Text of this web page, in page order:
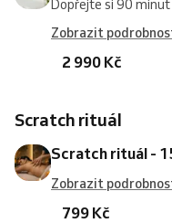
Dopřejte si 90 minut
Zobrazit
2 990 Kč
Scratch rituál
Scratch rituál -
Zobrazit
799 Kč